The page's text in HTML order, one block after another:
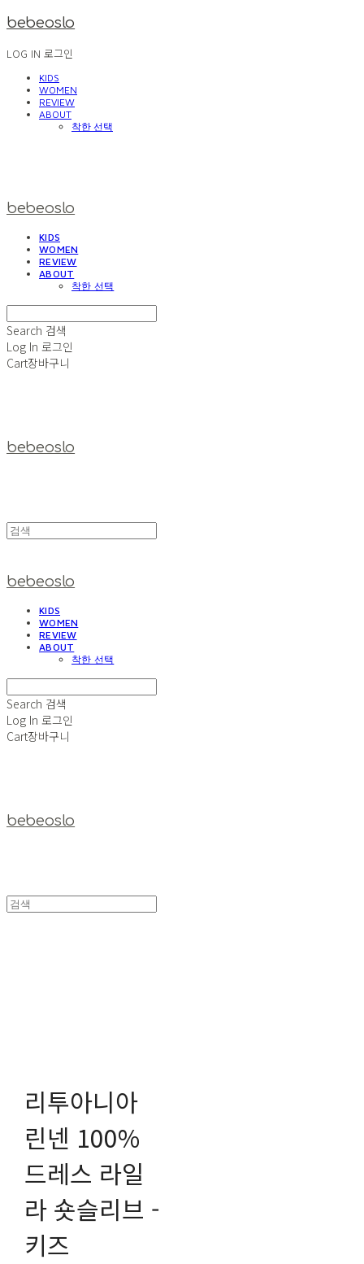
bebeoslo
LOG IN 로그인
KIDS
WOMEN
REVIEW
ABOUT
착한 선택
bebeoslo
KIDS
WOMEN
REVIEW
ABOUT
착한 선택
Search 검색
Log In 로그인
Cart장바구니
bebeoslo
bebeoslo
KIDS
WOMEN
REVIEW
ABOUT
착한 선택
Search 검색
Log In 로그인
Cart장바구니
bebeoslo
리투아니아
린넨 100%
드레스 라일
라 숏슬리브 -
키즈